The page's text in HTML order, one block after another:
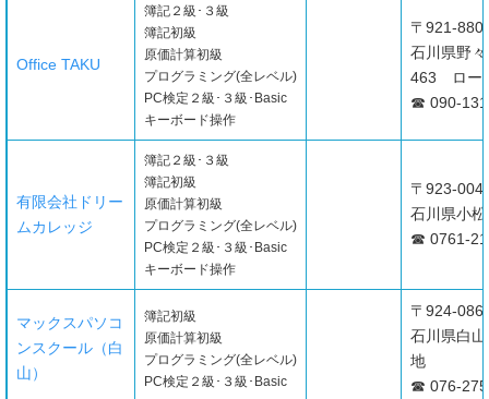
Office TAKU
簿記２級･３級
簿記初級
原価計算初級
プログラミング(全レベル)
PC検定２級･３級･Basic
キーボード操作
〒921-
石川県野
463 ロー
☎ 090-
有限会社ドリー
ムカレッジ
簿記２級･３級
簿記初級
原価計算初級
プログラミング(全レベル)
PC検定２級･３級･Basic
キーボード操作
〒923-
石川県小
☎ 0761-
マックスパソコ
ンスクール（白
山）
簿記初級
原価計算初級
プログラミング(全レベル)
PC検定２級･３級･Basic
〒924-
石川県白
地
☎ 076-